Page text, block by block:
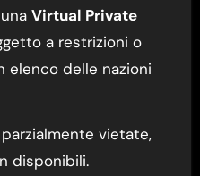
Virtual Private
a restrizioni o
elenco delle nazioni
vietate,
disponibili.